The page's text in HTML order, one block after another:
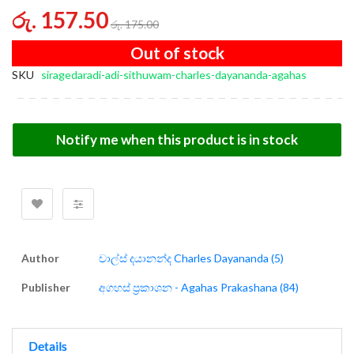
රු. 157.50රු. 175.00
Out of stock
SKU siragedaradi-adi-sithuwam-charles-dayananda-agahas
Notify me when this product is in stock
Author චාල්ස් දයානන්ද Charles Dayananda (5)
Publisher අගහස් ප්‍රකාශන - Agahas Prakashana (84)
Details